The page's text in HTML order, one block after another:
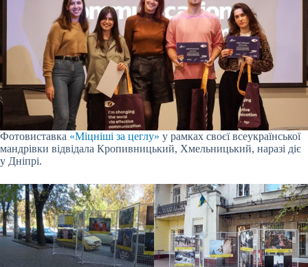
Фотовиставка «Міцніші за цеглу» у рамках своєї всеукраїнської
мандрівки відвідала Кропивницький, Хмельницький, наразі діє
у Дніпрі.